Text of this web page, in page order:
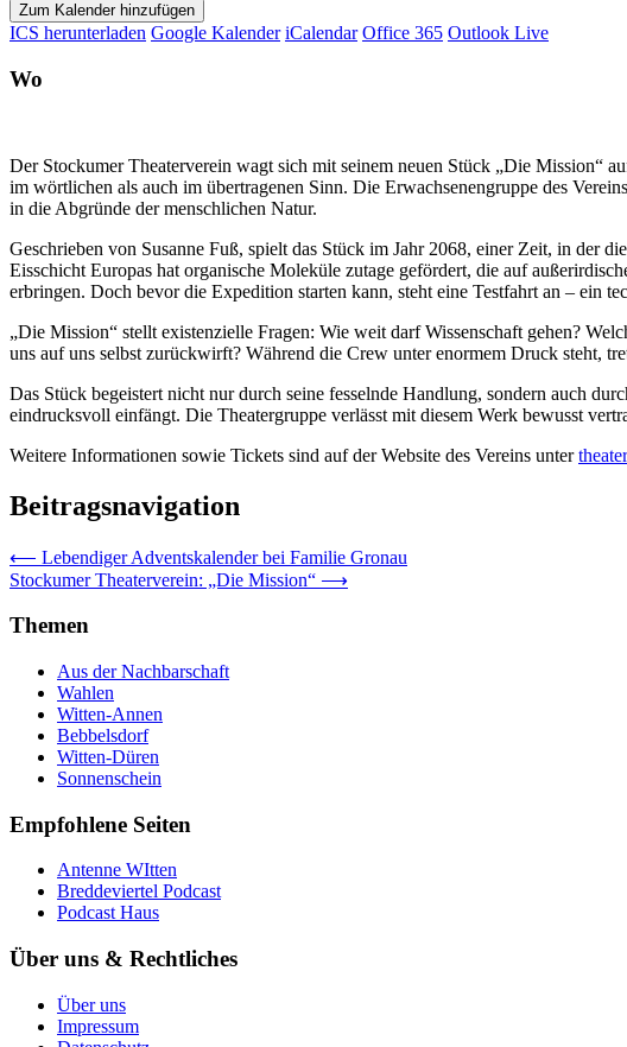
Zum Kalender hinzufügen
ICS herunterladen Google Kalender iCalendar Office 365 Outlook Live
Wo
Der Stockumer Theaterverein wagt sich mit seinem neuen Stück „Die Mission“
im wörtlichen als auch im übertragenen Sinn. Die Erwachsenengruppe des
in die Abgründe der menschlichen Natur.
Geschrieben von Susanne Fuß, spielt das Stück im Jahr 2068, einer Zeit, in der
Eisschicht Europas hat organische Moleküle zutage gefördert, die auf
erbringen. Doch bevor die Expedition starten kann, steht eine Testfahrt an – ein
„Die Mission“ stellt existenzielle Fragen: Wie weit darf Wissenschaft gehen?
uns auf uns selbst zurückwirft? Während die Crew unter enormem Druck steht,
Das Stück begeistert nicht nur durch seine fesselnde Handlung, sondern auch
eindrucksvoll einfängt. Die Theatergruppe verlässt mit diesem Werk bewusst
Weitere Informationen sowie Tickets sind auf der Website des Vereins unter
Beitragsnavigation
⟵ Lebendiger Adventskalender bei Familie Gronau
Stockumer Theaterverein: „Die Mission“ ⟶
Themen
Aus der Nachbarschaft
Wahlen
Witten-Annen
Bebbelsdorf
Witten-Düren
Sonnenschein
Empfohlene Seiten
Antenne WItten
Breddeviertel Podcast
Podcast Haus
Über uns & Rechtliches
Über uns
Impressum